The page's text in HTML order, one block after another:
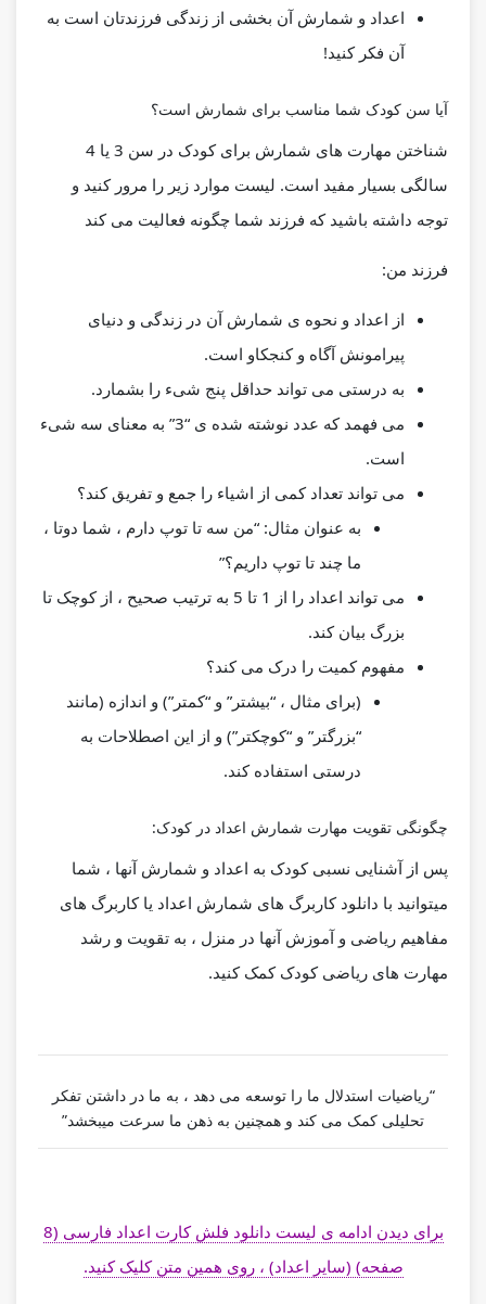
اعداد و شمارش آن بخشی از زندگی فرزندتان است به
آن فکر کنید!
آیا سن کودک شما مناسب برای شمارش است؟
شناختن مهارت های شمارش برای کودک در سن 3 یا 4
سالگی بسیار مفید است. لیست موارد زیر را مرور کنید و
توجه داشته باشید که فرزند شما چگونه فعالیت می کند
فرزند من:
از اعداد و نحوه ی شمارش آن در زندگی و دنیای
پیرامونش آگاه و کنجکاو است.
به درستی می تواند حداقل پنج شیء را بشمارد.
می فهمد که عدد نوشته شده ی “3” به معنای سه شیء
است.
می تواند تعداد کمی از اشیاء را جمع و تفریق کند؟
به عنوان مثال: “من سه تا توپ دارم ، شما دوتا ،
ما چند تا توپ داریم؟”
می تواند اعداد را از 1 تا 5 به ترتیب صحیح ، از کوچک تا
بزرگ بیان کند.
مفهوم کمیت را درک می کند؟
(برای مثال ، “بیشتر” و “کمتر”) و اندازه (مانند
“بزرگتر” و “کوچکتر”) و از این اصطلاحات به
درستی استفاده کند.
چگونگی تقویت مهارت شمارش اعداد در کودک:
پس از آشنایی نسبی کودک به اعداد و شمارش آنها ، شما
میتوانید با دانلودکاربرگ های شمارش اعداد یاکاربرگ های
مفاهیم ریاضی و آموزش آنها در منزل ، به تقویت و رشد
مهارت های ریاضی کودک کمک کنید.
“ریاضیات استدلال ما را توسعه می دهد ، به ما در داشتن تفکر
تحلیلی کمک می کند و همچنین به ذهن ما سرعت میبخشد”
برای دیدن ادامه ی لیست دانلود فلش کارت اعداد فارسی (8
صفحه) (سایر اعداد) ، روی همین متن کلیک کنید.